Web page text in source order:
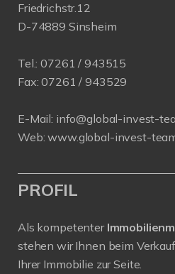
Friedrichstr.12
D-74889 Sinsheim
Tel.:07261 / 943515
Fax: 07261 / 943529
E-Mail: info@global-invest-
Web:www.global-invest-
PROFIL
Als kompetenter
stehen wir Ihnen beim
Ihrer Immobilie zur Seite.